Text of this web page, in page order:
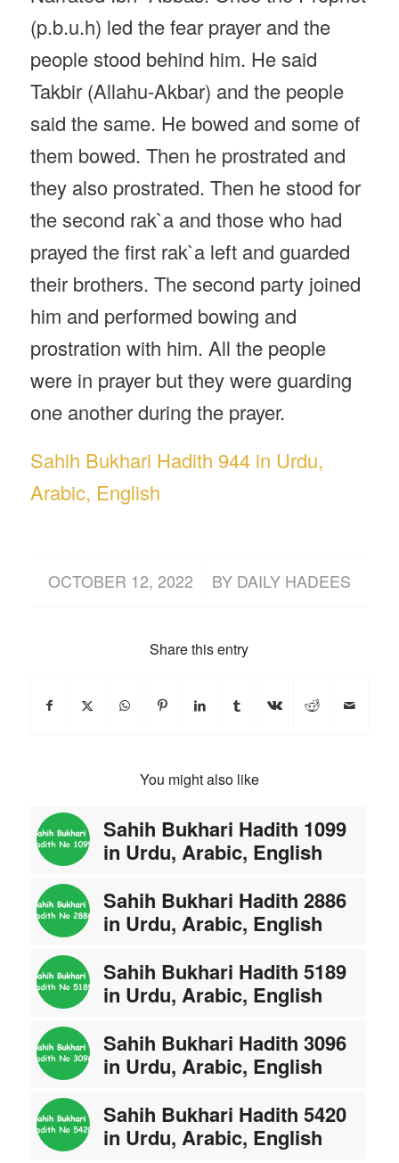
(p.b.u.h) led the fear prayer and the
people stood behind him. He said
Takbir (Allahu-Akbar) and the people
said the same. He bowed and some of
them bowed. Then he prostrated and
they also prostrated. Then he stood for
the second rak`a and those who had
prayed the first rak`a left and guarded
their brothers. The second party joined
him and performed bowing and
prostration with him. All the people
were in prayer but they were guarding
one another during the prayer.
Sahih Bukhari Hadith 944 in Urdu,
Arabic, English
OCTOBER 12, 2022
/ BY DAILY HADEES
Share this entry
You might also like
Sahih Bukhari Hadith 1099
in Urdu, Arabic, English
Sahih Bukhari Hadith 2886
in Urdu, Arabic, English
Sahih Bukhari Hadith 5189
in Urdu, Arabic, English
Sahih Bukhari Hadith 3096
in Urdu, Arabic, English
Sahih Bukhari Hadith 5420
in Urdu, Arabic, English